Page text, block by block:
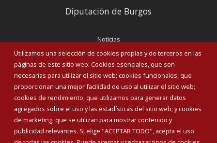
Utilizamos una selección de cookies propias y de terceros en las
páginas de este sitio web: Cookies esenciales, que son
necesarias para utilizar el sitio web; cookies funcionales, que
proporcionan una mejor facilidad de uso al utilizar el sitio web;
cookies de rendimiento, que utilizamos para generar datos
agregados sobre el uso y las estadísticas del sitio web; y cookies
de marketing, que se utilizan para mostrar contenido y
publicidad relevantes. Si elige "ACEPTAR TODO", acepta el uso
Diputación de Burgos
Noticias
Eventos
Corporación Municipal
Teléfonos de interés
INICIAR SESIÓN
MAPA WEB